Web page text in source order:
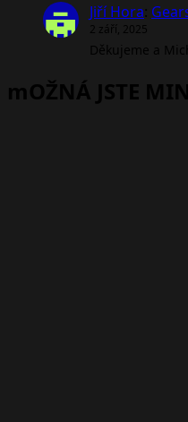
Jiří Hora:
2 září, 2025
Děkujeme a
mOŽNÁ JSTE